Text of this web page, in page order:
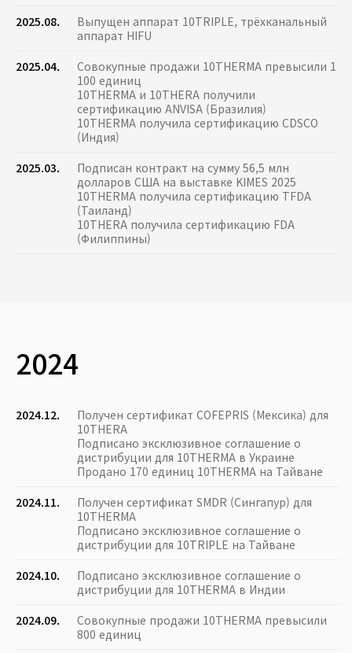
2025.08.
Выпущен аппарат 10TRIPLE, трёхканальный
аппарат HIFU
2025.04.
Совокупные продажи 10THERMA превысили 1
100 единиц
10THERMA и 10THERA получили
сертификацию ANVISA (Бразилия)
10THERMA получила сертификацию CDSCO
(Индия)
2025.03.
Подписан контракт на сумму 56,5 млн
долларов США на выставке KIMES 2025
10THERMA получила сертификацию TFDA
(Таиланд)
10THERA получила сертификацию FDA
(Филиппины)
2024
2024.12.
Получен сертификат COFEPRIS (Мексика) для
10THERA
Подписано эксклюзивное соглашение о
дистрибуции для 10THERMA в Украине
Продано 170 единиц 10THERMA на Тайване
2024.11.
Получен сертификат SMDR (Сингапур) для
10THERMA
Подписано эксклюзивное соглашение о
дистрибуции для 10TRIPLE на Тайване
2024.10.
Подписано эксклюзивное соглашение о
дистрибуции для 10THERMA в Индии
2024.09.
Совокупные продажи 10THERMA превысили
800 единиц